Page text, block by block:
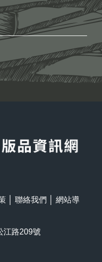
聯絡我們
網站導
江路209號